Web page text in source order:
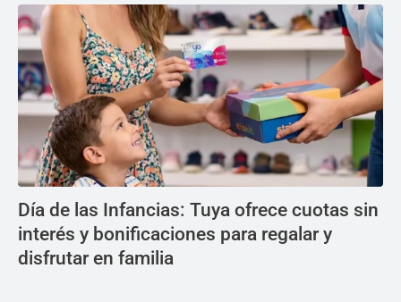
Día de las Infancias: Tuya ofrece cuotas sin
interés y bonificaciones para regalar y
disfrutar en familia